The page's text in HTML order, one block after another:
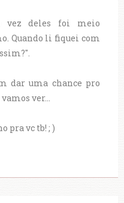
vez deles foi meio
Quando li fiquei com
dar uma chance pro
ver...
pra vc tb! ; )